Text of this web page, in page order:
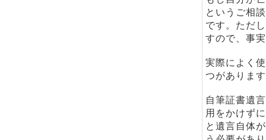
というご相
です。ただ
すので、事
実際によく
つがありま
自筆証書遺
用をかけず
と遺言自体